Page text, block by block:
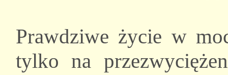
Prawdziwe życie w
tylko na